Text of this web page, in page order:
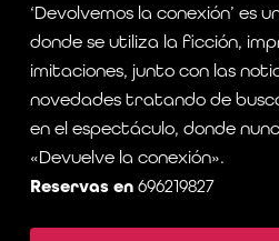
‘Devolvemos la conexión’ es
donde se utiliza la ficción,
imitaciones, junto con las
novedades tratando de
en el espectáculo, donde
«Devuelve la conexión».
Reservas en696219827